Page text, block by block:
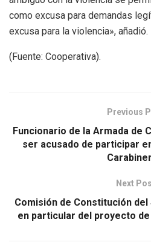
como excusa para demandas
excusa para la violencia», añadió.
(Fuente: Cooperativa).
Previous
Funcionario de la Armada de
ser acusado de participar
Next
Comisión de Constitución
en particular del proyecto